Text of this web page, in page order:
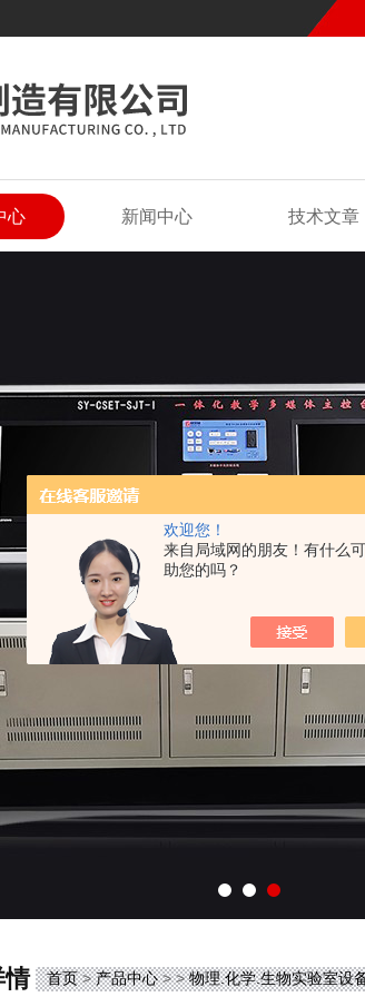
欢迎您！
来自局域网的朋友！有什么
助您的吗？
心 新闻中心 技术文章
情 首页>产品中心> >物理.化学.生物实验室设